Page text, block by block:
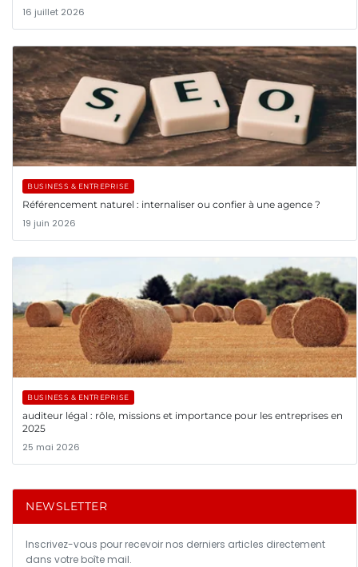
16 juillet 2026
BUSINESS & ENTREPRISE
Référencement naturel : internaliser ou confier à une agence ?
19 juin 2026
BUSINESS & ENTREPRISE
auditeur légal : rôle, missions et importance pour les entreprises en
2025
25 mai 2026
NEWSLETTER
Inscrivez-vous pour recevoir nos derniers articles directement
dans votre boîte mail.